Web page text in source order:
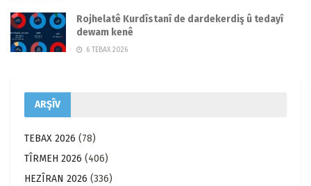
Rojhelatê Kurdîstanî de dardekerdiş û tedayî
dewam kenê
6 TEBAX 2026
ARŞÎV
TEBAX 2026 (78)
TÎRMEH 2026 (406)
HEZÎRAN 2026 (336)